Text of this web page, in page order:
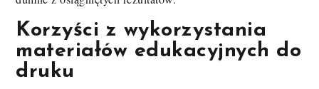
Korzyści z wykorzystania
materiałów edukacyjnych do
druku